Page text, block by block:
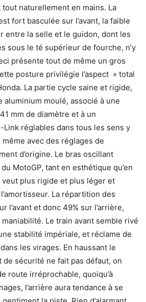
naturellement en mains. La
fort basculée sur l’avant, la faible
entre la selle et le guidon, dont les
sous le té supérieur de fourche, n’y
présente tout de même un gros
posture privilégie l’aspect » total
La partie cycle saine et rigide,
aluminium moulé, associé à une
mm de diamètre et à un
réglables dans tous les sens y
avec des réglages de
d’origine. Le bras oscillant
MotoGP, tant en esthétique qu’en
plus rigide et plus léger et
La répartition des
l’avant et donc 49% sur l’arrière,
Le train avant semble rivé
stabilité impériale, et réclame de
les virages. En haussant le
sécurité ne fait pas défaut, on
route irréprochable, quoiqu’à
l’arrière aura tendance à se